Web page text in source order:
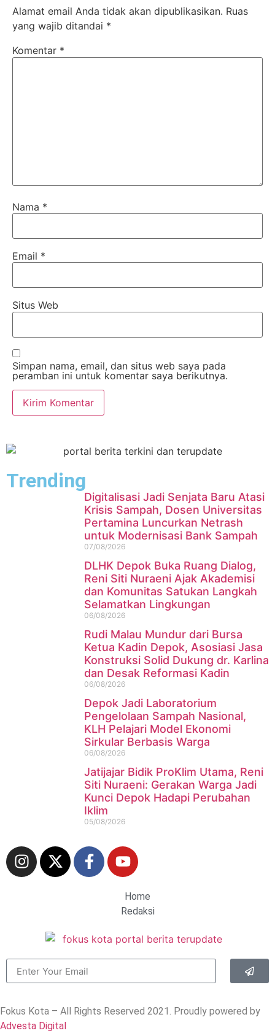
Alamat email Anda tidak akan dipublikasikan. Ruas
yang wajib ditandai *
Komentar *
Nama *
Email *
Situs Web
Simpan nama, email, dan situs web saya pada
peramban ini untuk komentar saya berikutnya.
Trending
Digitalisasi Jadi Senjata Baru Atasi
Krisis Sampah, Dosen Universitas
Pertamina Luncurkan Netrash
untuk Modernisasi Bank Sampah
07/08/2026
DLHK Depok Buka Ruang Dialog,
Reni Siti Nuraeni Ajak Akademisi
dan Komunitas Satukan Langkah
Selamatkan Lingkungan
06/08/2026
Rudi Malau Mundur dari Bursa
Ketua Kadin Depok, Asosiasi Jasa
Konstruksi Solid Dukung dr. Karlina
dan Desak Reformasi Kadin
06/08/2026
Depok Jadi Laboratorium
Pengelolaan Sampah Nasional,
KLH Pelajari Model Ekonomi
Sirkular Berbasis Warga
06/08/2026
Jatijajar Bidik ProKlim Utama, Reni
Siti Nuraeni: Gerakan Warga Jadi
Kunci Depok Hadapi Perubahan
Iklim
05/08/2026
Home
Redaksi
Fokus Kota – All Rights Reserved 2021. Proudly powered by
Advesta Digital